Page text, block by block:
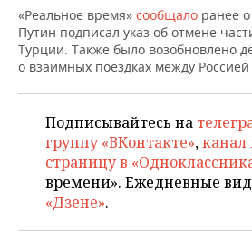
ОПК
ЭНЕРГЕТИКА
УСЛУГИ
МЕДИА
ВЫЕЗДНАЯ РЕДАКЦИЯ
ONLINE-КОНФЕРЕНЦИИ
ОТКРЫТАЯ ЛЕКЦИЯ
НОВОСТИ СПОРТА
ХОККЕЙ
БАСКЕТБОЛ
ВОЛЕЙБОЛ
ОБЩЕСТВО
ВЛАСТЬ
ИНФРАСТРУКТУРА
ИСТОРИЯ
СЮЖЕТЫ
СПРАВОЧНИК
СПИСОК ПЕРСОН
ПОЛНАЯ ВЕРСИЯ
«Реальное время» сообщало ранее
Путин подписал указ об отмене
Турции. Также было возобновлено
о взаимных поездках между
Подписывайтесь на
группу «ВКонтакте»,канал
страницу в
времени». Ежедневные
«Дзене».